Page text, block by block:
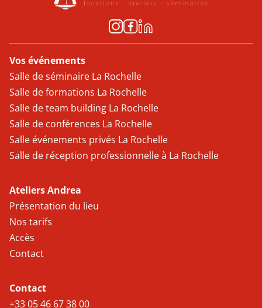
Vos événements
Salle de séminaire La Rochelle
Salle de formations La Rochelle
Salle de team building La Rochelle
Salle de conférences La Rochelle
Salle événements privés La Rochelle
Salle de réception professionnelle à La Rochelle
Ateliers Andrea
Présentation du lieu
Nos tarifs
Accès
Contact
Contact
+33 05 46 67 38 00